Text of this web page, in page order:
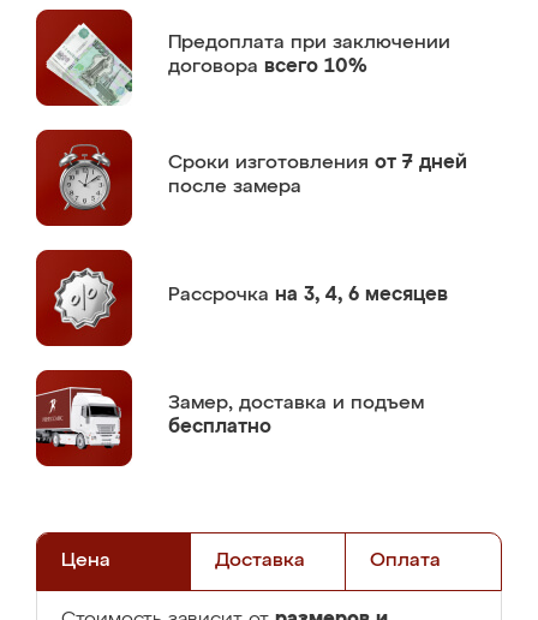
Предоплата при заключении
договора всего 10%
Сроки изготовления от 7 дней
после замера
Рассрочка на 3, 4, 6 месяцев
Замер, доставка и подъем
бесплатно
Цена Доставка Оплата